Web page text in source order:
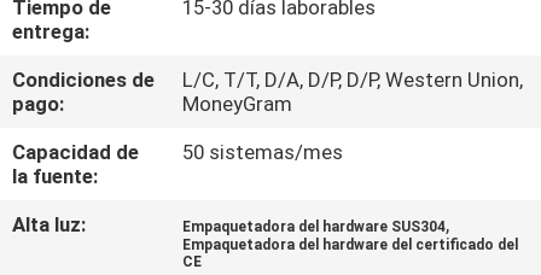
CASOS
SOLICITAR UN
PRESUPUESTO
Tiempo de
entrega:
15-30 días laborables
Condiciones de
pago:
L/C, T/T, D/A, D/P, D/P, Western Union,
MoneyGram
Capacidad de
la fuente:
50 sistemas/mes
Alta luz: Empaquetadora del hardware SUS304,
Empaquetadora del hardware del certificado del
CE